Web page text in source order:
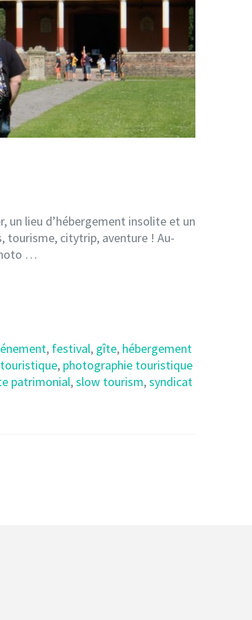
un lieu d’hébergement insolite et un
tourisme, citytrip, aventure ! Au-
…
, festival, gîte, hébergement
, photographie touristique
patrimonial,slow tourism,syndicat